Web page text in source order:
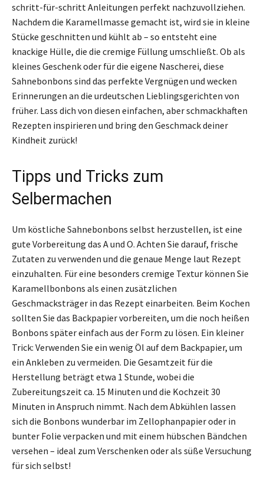
schritt-für-schritt Anleitungen perfekt nachzuvollziehen.
Nachdem die Karamellmasse gemacht ist, wird sie in kleine
Stücke geschnitten und kühlt ab – so entsteht eine
knackige Hülle, die die cremige Füllung umschließt. Ob als
kleines Geschenk oder für die eigene Nascherei, diese
Sahnebonbons sind das perfekte Vergnügen und wecken
Erinnerungen an die urdeutschen Lieblingsgerichten von
früher. Lass dich von diesen einfachen, aber schmackhaften
Rezepten inspirieren und bring den Geschmack deiner
Kindheit zurück!
Tipps und Tricks zum
Selbermachen
Um köstliche Sahnebonbons selbst herzustellen, ist eine
gute Vorbereitung das A und O. Achten Sie darauf, frische
Zutaten zu verwenden und die genaue Menge laut Rezept
einzuhalten. Für eine besonders cremige Textur können Sie
Karamellbonbons als einen zusätzlichen
Geschmacksträger in das Rezept einarbeiten. Beim Kochen
sollten Sie das Backpapier vorbereiten, um die noch heißen
Bonbons später einfach aus der Form zu lösen. Ein kleiner
Trick: Verwenden Sie ein wenig Öl auf dem Backpapier, um
ein Ankleben zu vermeiden. Die Gesamtzeit für die
Herstellung beträgt etwa 1 Stunde, wobei die
Zubereitungszeit ca. 15 Minuten und die Kochzeit 30
Minuten in Anspruch nimmt. Nach dem Abkühlen lassen
sich die Bonbons wunderbar im Zellophanpapier oder in
bunter Folie verpacken und mit einem hübschen Bändchen
versehen – ideal zum Verschenken oder als süße Versuchung
für sich selbst!